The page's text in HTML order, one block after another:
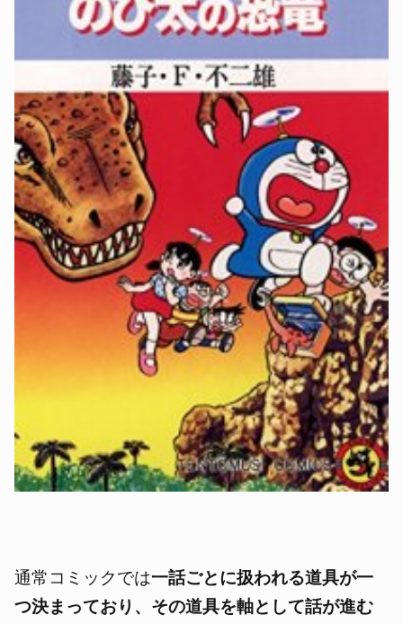
通常コミックでは一話ごとに扱われる道具が一
つ決まっており、その道具を軸として話が進む